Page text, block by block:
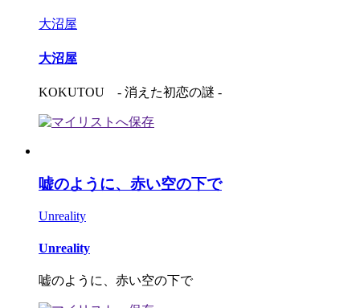
大沼屋
大沼屋
KOKUTOU - 消えた初恋の謎 -
嘘のように、赤い空の下で
Unreality
Unreality
嘘のように、赤い空の下で